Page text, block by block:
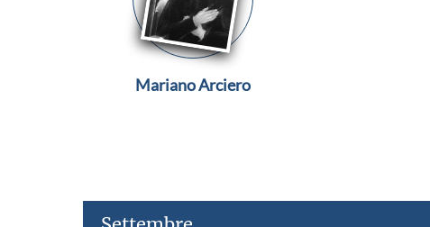
Mariano Arciero